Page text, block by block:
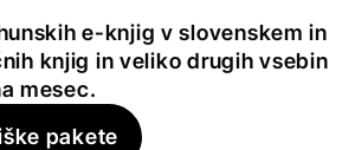
e-knjig v slovenskem in
knjig in veliko drugih vsebin
mesec.
pakete